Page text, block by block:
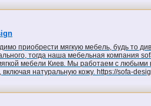
приобрести мягкую мебель, будь то
тогда наша мебельная компания
мебели Киев. Мы работаем с
включая натуральную кожу. https://sofa-